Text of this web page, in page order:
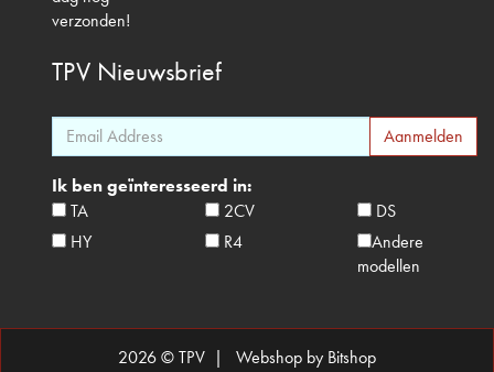
verzonden!
TPV Nieuwsbrief
Ik ben geïnteresseerd in:
TA
2CV
DS
HY
R4
Andere
modellen
2026 © TPV | Webshop by Bitshop